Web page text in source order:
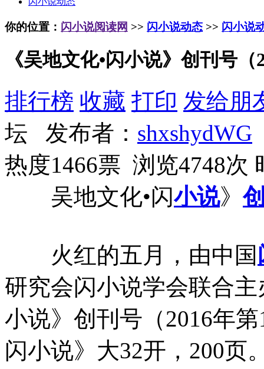
你的位置： 闪小说阅读网 >> 闪小说动态 >> 闪小说
《吴地文化•闪小说》创刊号
排行榜 收藏 打印 发给朋
坛 发布者： shxshydWG
热度1466票 浏览4748次
吴地文化•闪小说》
火红的五月，由中国
研究会闪小说学会联合
小说》创刊号（2016年
闪小说》大32开，200页